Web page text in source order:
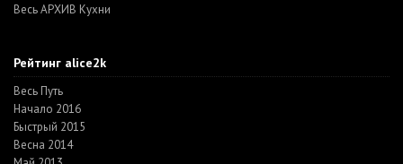
Весь АРХИВ Кухни
Рейтинг alice2k
Весь Путь
Начало 2016
Быстрый 2015
Весна 2014